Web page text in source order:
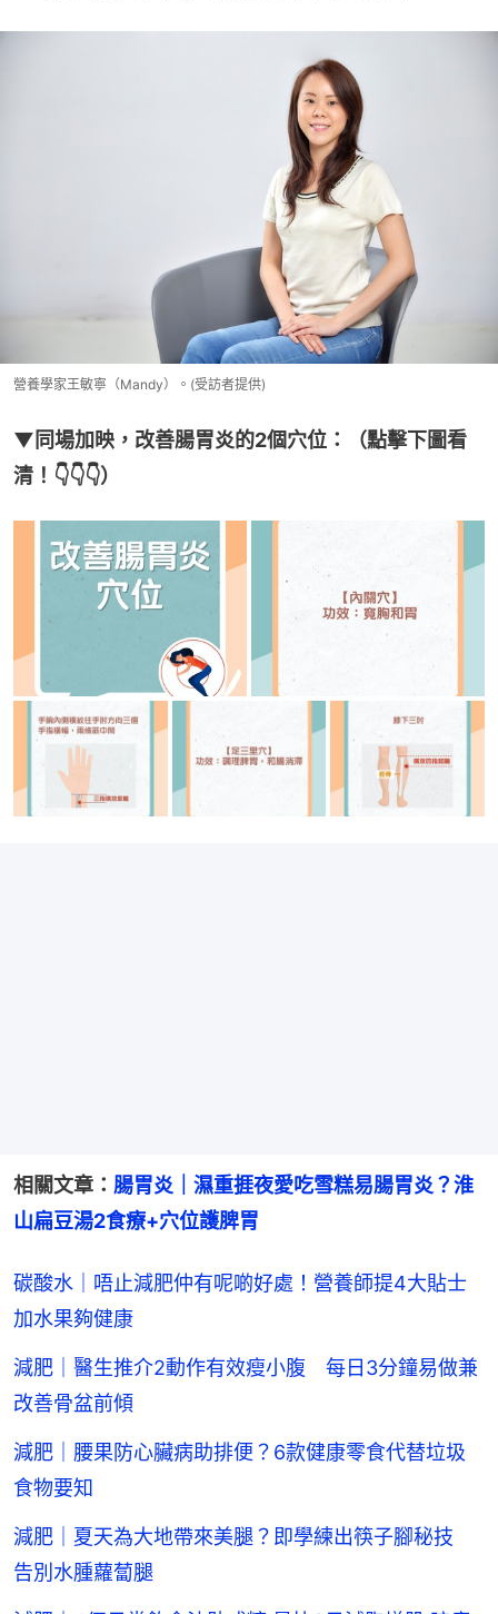
營養學家王敏寧（Mandy）。(受訪者提供)
▼同場加映，改善腸胃炎的2個穴位：（點擊下圖看
清！👇👇👇）
相關文章： 腸胃炎｜濕重捱夜愛吃雪糕易腸胃炎？淮
山扁豆湯2食療+穴位護脾胃
碳酸水｜唔止減肥仲有呢啲好處！營養師提4大貼士
加水果夠健康
減肥｜醫生推介2動作有效瘦小腹 每日3分鐘易做兼
改善骨盆前傾
減肥｜腰果防心臟病助排便？6款健康零食代替垃圾
食物要知
減肥｜夏天為大地帶來美腿？即學練出筷子腳秘技
告別水腫蘿蔔腿